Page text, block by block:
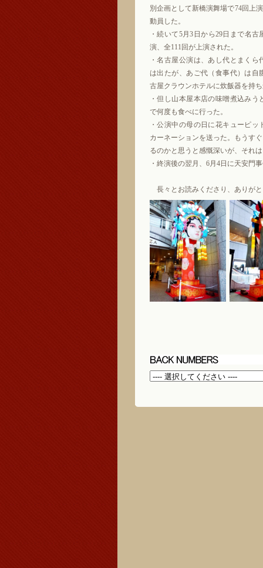
別企画として新橋演舞場で74回上
動員した。
・続いて5月3日から29日まで名
演、全111回が上演された。
・名古屋公演は、あし代とまくら
は出たが、あご代（食事代）は自
古屋クラウンホテルに炊飯器を持
・但し山本屋本店の味噌煮込みう
で何度も食べに行った。
・公演中の母の日に花キューピッ
カーネーションを送った。もうす
るのかと思うと感慨深いが、それ
・終演後の翌月、6月4日に天安門
長々とお読みくださり、ありが